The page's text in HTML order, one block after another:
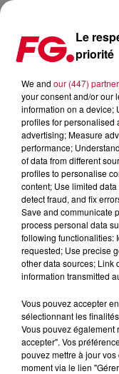
FG MIX DANCE : EDX
Le
priorité
We and our (447)
your consent and/or our
information on a device;
profiles for personalised
advertising; Measure
performance;
of data from different
profiles to personalise
content; Use limited
detect fraud, and fix
Save and communicate
process personal data
following functionalities:
requested; Use precise
other data sources; Link
information transmitted
Vous pouvez accepter
sélectionnant les
Vous pouvez également
accepter". Vos
pouvez mettre à jour
moment via le lien